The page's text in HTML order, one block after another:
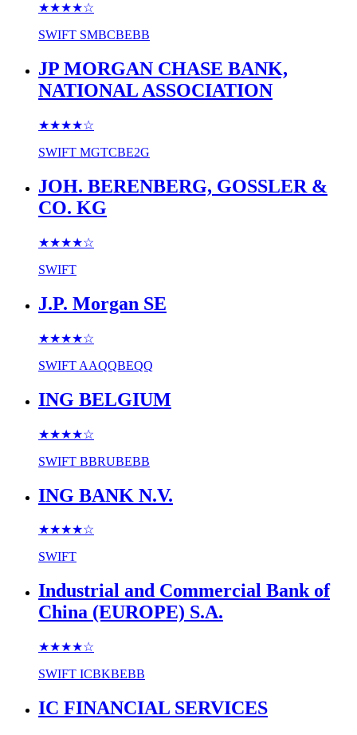
★★★★☆
SWIFT SMBCBEBB
JP MORGAN CHASE BANK,
NATIONAL ASSOCIATION
★★★★☆
SWIFT MGTCBE2G
JOH. BERENBERG, GOSSLER &
CO. KG
★★★★☆
SWIFT
J.P. Morgan SE
★★★★☆
SWIFT AAQQBEQQ
ING BELGIUM
★★★★☆
SWIFT BBRUBEBB
ING BANK N.V.
★★★★☆
SWIFT
Industrial and Commercial Bank of
China (EUROPE) S.A.
★★★★☆
SWIFT ICBKBEBB
IC FINANCIAL SERVICES